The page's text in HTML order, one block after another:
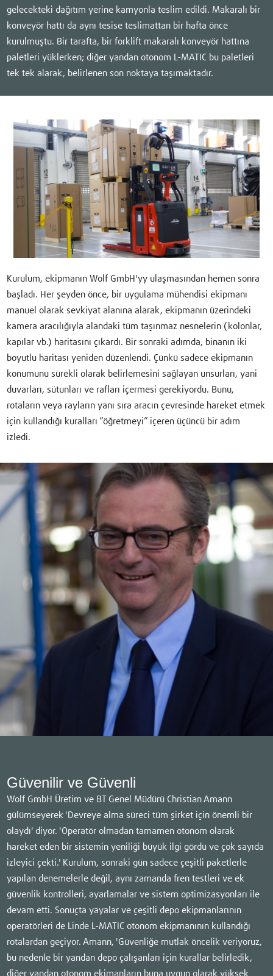
gelecekteki dağıtım yerine kamyonla teslim edildi. Makaralı bir
konveyör hattı da aynı tesise teslimattan bir hafta önce
kurulmuştu. Bir tarafta, bir forklift makaralı konveyör hattına
paletleri yüklerken; diğer yandan otonom L-MATIC bu paletleri
tek tek alarak, belirlenen son noktaya taşımaktadır.
Kurulum, ekipmanın Wolf GmbH'yy ulaşmasından hemen sonra
başladı. Her şeyden önce, bir uygulama mühendisi ekipmanı
manuel olarak sevkiyat alanına alarak, ekipmanın üzerindeki
kamera aracılığıyla alandaki tüm taşınmaz nesnelerin (kolonlar,
kapılar vb.) haritasını çıkardı. Bir sonraki adımda, binanın iki
boyutlu haritası yeniden düzenlendi. Çünkü sadece ekipmanın
konumunu sürekli olarak belirlemesini sağlayan unsurları, yani
duvarları, sütunları ve rafları içermesi gerekiyordu. Bunu,
rotaların veya rayların yanı sıra aracın çevresinde hareket etmek
için kullandığı kuralları “öğretmeyi” içeren üçüncü bir adım
izledi.
Güvenilir ve Güvenli
Wolf GmbH Üretim ve BT Genel Müdürü Christian Amann
gülümseyerek 'Devreye alma süreci tüm şirket için önemli bir
olaydı' diyor. 'Operatör olmadan tamamen otonom olarak
hareket eden bir sistemin yeniliği büyük ilgi gördü ve çok sayıda
izleyici çekti.' Kurulum, sonraki gün sadece çeşitli paketlerle
yapılan denemelerle değil, aynı zamanda fren testleri ve ek
güvenlik kontrolleri, ayarlamalar ve sistem optimizasyonları ile
devam etti. Sonuçta yayalar ve çeşitli depo ekipmanlarının
operatörleri de Linde L-MATIC otonom ekipmanının kullandığı
rotalardan geçiyor. Amann, 'Güvenliğe mutlak öncelik veriyoruz,
bu nedenle bir yandan depo çalışanları için kurallar belirledik,
diğer yandan otonom ekimanların buna uygun olarak yüksek